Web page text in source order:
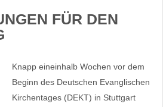
FÜR DEN
Knapp eineinhalb Wochen vor dem
Beginn des Deutschen Evanglischen
Kirchentages (DEKT) in Stuttgart